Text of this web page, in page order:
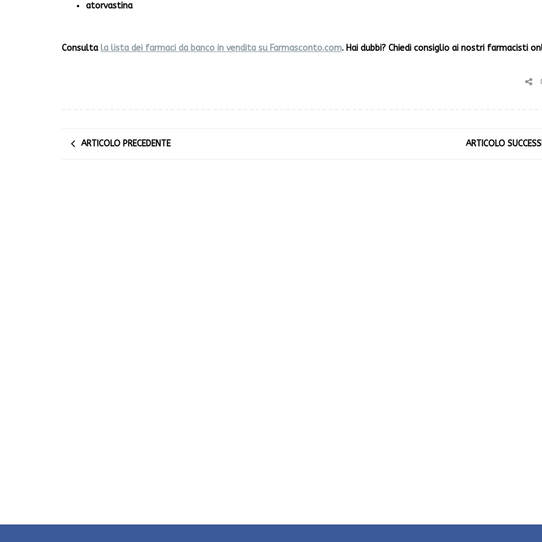
atorvastina
Consultala lista dei farmaci da banco in vendita su Farmasconto.com. Hai dubbi? Chiedi consiglio ai nostri farmacisti
ARTICOLO PRECEDENTE ARTICOLO